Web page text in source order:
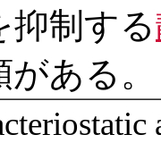
抑制する
ある。